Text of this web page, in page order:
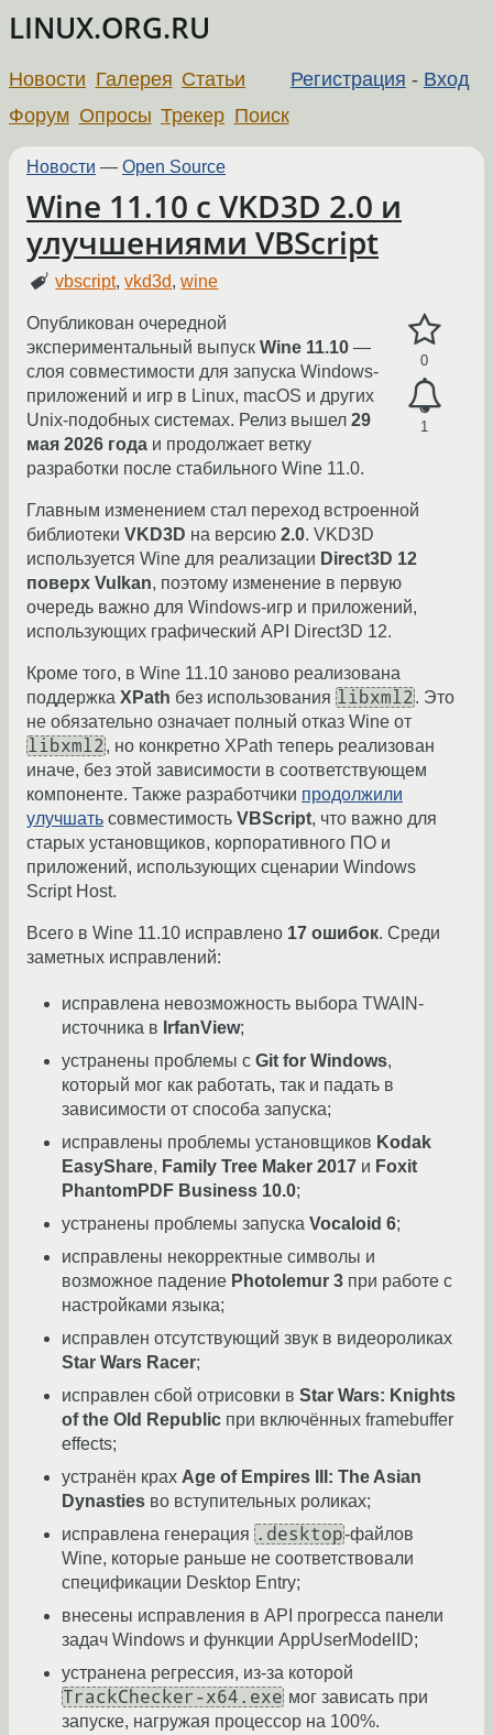
LINUX.ORG.RU
Регистрация - Вход
Новости Галерея Статьи
Форум Опросы Трекер Поиск
Новости — Open Source
Wine 11.10 с VKD3D 2.0 и
улучшениями VBScript
vbscript,vkd3d,wine
0
1
Опубликован очередной
экспериментальный выпуск Wine 11.10 —
слоя совместимости для запуска Windows-
приложений и игр в Linux, macOS и других
Unix-подобных системах. Релиз вышел 29
мая 2026 года и продолжает ветку
разработки после стабильного Wine 11.0.
Главным изменением стал переход встроенной
библиотеки VKD3D на версию 2.0. VKD3D
используется Wine для реализации Direct3D 12
поверх Vulkan, поэтому изменение в первую
очередь важно для Windows-игр и приложений,
использующих графический API Direct3D 12.
Кроме того, в Wine 11.10 заново реализована
поддержка XPath без использования libxml2. Это
не обязательно означает полный отказ Wine от
libxml2, но конкретно XPath теперь реализован
иначе, без этой зависимости в соответствующем
компоненте. Также разработчики продолжили
улучшать совместимость VBScript, что важно для
старых установщиков, корпоративного ПО и
приложений, использующих сценарии Windows
Script Host.
Всего в Wine 11.10 исправлено 17 ошибок. Среди
заметных исправлений:
исправлена невозможность выбора TWAIN-
источника в IrfanView;
устранены проблемы с Git for Windows,
который мог как работать, так и падать в
зависимости от способа запуска;
исправлены проблемы установщиков Kodak
EasyShare, Family Tree Maker 2017 и Foxit
PhantomPDF Business 10.0;
устранены проблемы запуска Vocaloid 6;
исправлены некорректные символы и
возможное падение Photolemur 3 при работе с
настройками языка;
исправлен отсутствующий звук в видеороликах
Star Wars Racer;
исправлен сбой отрисовки в Star Wars: Knights
of the Old Republic при включённых framebuffer
effects;
устранён крах Age of Empires III: The Asian
Dynasties во вступительных роликах;
исправлена генерация .desktop-файлов
Wine, которые раньше не соответствовали
спецификации Desktop Entry;
внесены исправления в API прогресса панели
задач Windows и функции AppUserModelID;
устранена регрессия, из-за которой
TrackChecker-x64.exe мог зависать при
запуске, нагружая процессор на 100%.